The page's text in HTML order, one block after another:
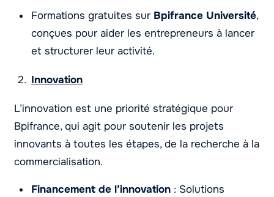
Formations gratuites sur Bpifrance Université,
conçues pour aider les entrepreneurs à lancer
et structurer leur activité.
Innovation
L’innovation est une priorité stratégique pour
Bpifrance, qui agit pour soutenir les projets
innovants à toutes les étapes, de la recherche à la
commercialisation.
Financement de l’innovation : Solutions